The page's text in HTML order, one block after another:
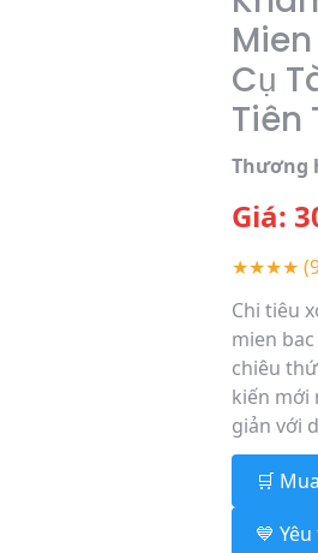
Cụ
Tiên
Thương
Giá:
★★★★
Chi tiêu
mien
chiêu
kiến mới
giản với
🛒
💙